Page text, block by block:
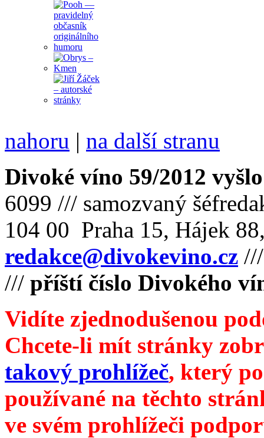
nahoru | na další stranu
Divoké víno 59/2012
6099 /// samozvaný
104 00 Praha 15, Hájek
redakce@divokevino.cz
/// příští číslo Divokého
Vidíte zjednodušenou
Chcete-li mít stránky
takový prohlížeč, který
používané na těchto
ve svém prohlížeči